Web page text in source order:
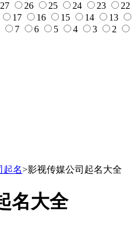
27 26 25 24 23
22
17 16 15 14
13
7 6 5 4 3
2
起名>影视传媒公司起名大全
名大全